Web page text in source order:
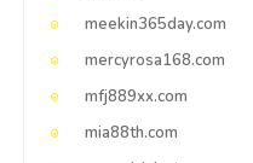
meekin365day.com
mercyrosa168.com
mfj889xx.com
mia88th.com